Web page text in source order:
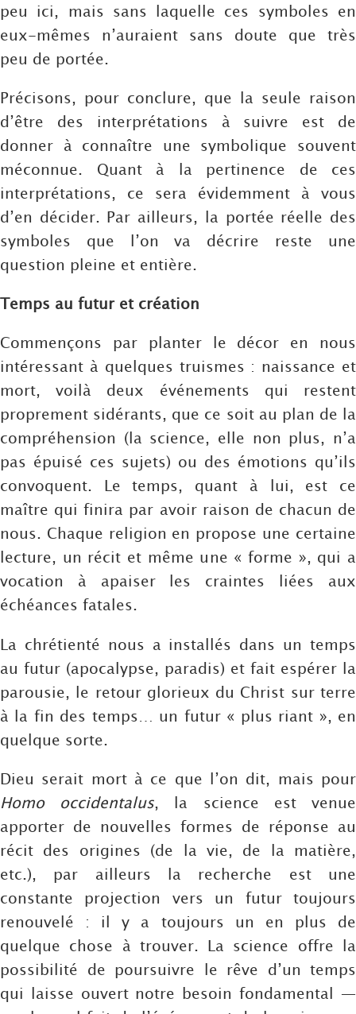
peu ici, mais sans laquelle ces symboles en
eux-mêmes n’auraient sans doute que très
peu de portée.
Précisons, pour conclure, que la seule raison
d’être des interprétations à suivre est de
donner à connaître une symbolique souvent
méconnue. Quant à la pertinence de ces
interprétations, ce sera évidemment à vous
d’en décider. Par ailleurs, la portée réelle des
symboles que l’on va décrire reste une
question pleine et entière.
Temps au futur et création
Commençons par planter le décor en nous
intéressant à quelques truismes : naissance et
mort, voilà deux événements qui restent
proprement sidérants, que ce soit au plan de la
compréhension (la science, elle non plus, n’a
pas épuisé ces sujets) ou des émotions qu’ils
convoquent. Le temps, quant à lui, est ce
maître qui finira par avoir raison de chacun de
nous. Chaque religion en propose une certaine
lecture, un récit et même une « forme », qui a
vocation à apaiser les craintes liées aux
échéances fatales.
La chrétienté nous a installés dans un temps
au futur (apocalypse, paradis) et fait espérer la
parousie, le retour glorieux du Christ sur terre
à la fin des temps… un futur « plus riant », en
quelque sorte.
Dieu serait mort à ce que l’on dit, mais pour
Homo occidentalus, la science est venue
apporter de nouvelles formes de réponse au
récit des origines (de la vie, de la matière,
etc.), par ailleurs la recherche est une
constante projection vers un futur toujours
renouvelé : il y a toujours un en plus de
quelque chose à trouver. La science offre la
possibilité de poursuivre le rêve d’un temps
qui laisse ouvert notre besoin fondamental —